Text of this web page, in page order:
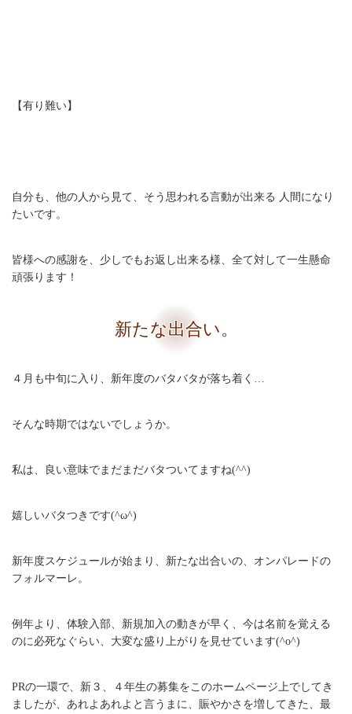
【有り難い】
自分も、他の人から見て、そう思われる言動が出来る 人間になり
たいです。
皆様への感謝を、少しでもお返し出来る様、全て対して一生懸命
頑張ります！
新たな出合い。
４月も中旬に入り、新年度のバタバタが落ち着く…
そんな時期ではないでしょうか。
私は、良い意味でまだまだバタついてますね(^^)
嬉しいバタつきです(^ω^)
新年度スケジュールが始まり、新たな出合いの、オンパレードの
フォルマーレ。
例年より、体験入部、新規加入の動きが早く、今は名前を覚える
のに必死なぐらい、大変な盛り上がりを見せています(^o^)
PRの一環で、新３、４年生の募集をこのホームページ上でしてき
ましたが、あれよあれよと言うまに、賑やかさを増してきた、最